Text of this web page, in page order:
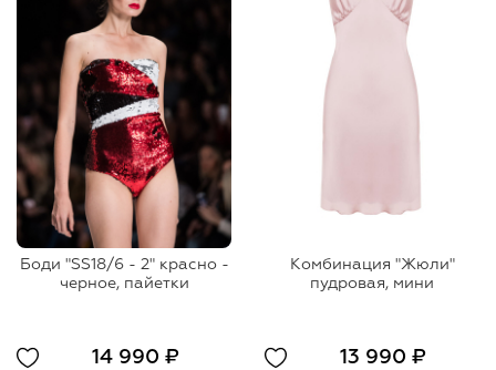
Боди "SS18/6 - 2" красно -
черное, пайетки
14 990 ₽
Комбинация "Жюли"
пудровая, мини
13 990 ₽